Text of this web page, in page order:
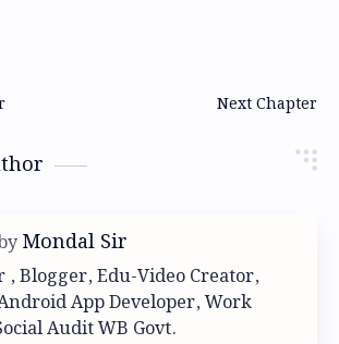
, Blogger, Edu-Video Creator,
App Developer, Work
Audit WB Govt.